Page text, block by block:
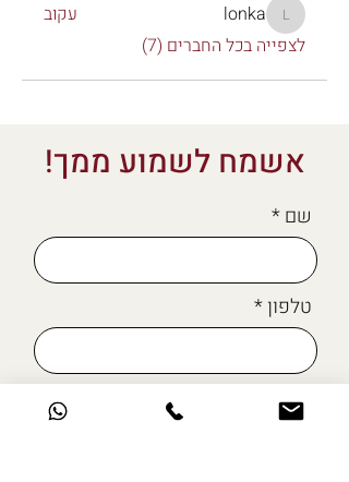
lonka
lonka
עקוב
לצפייה בכל החברים (7)
אשמח לשמוע ממך!
שם
טלפון
מייל